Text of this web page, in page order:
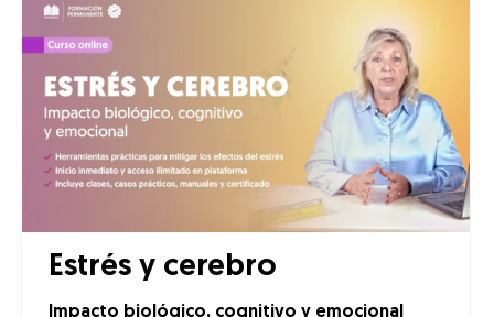
Estrés y cerebro
Impacto biológico, cognitivo y emocional